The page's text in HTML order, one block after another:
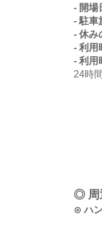
- 開場
- 駐車
- 休み
- 利用
- 利用
24時
◎ 周
⊙ ハ